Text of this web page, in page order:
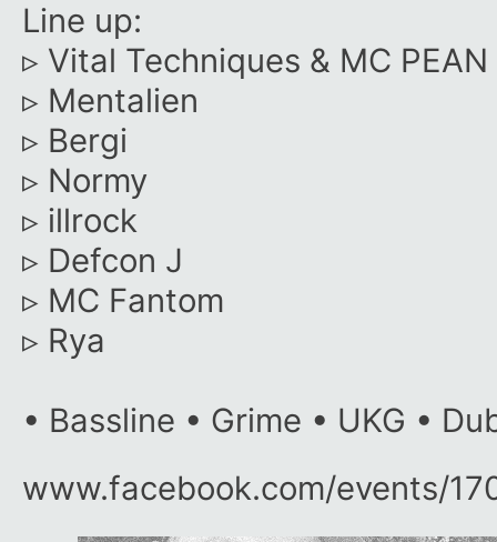
Line up:
▹ Vital Techniques & MC PEAN
▹ Mentalien
▹ Bergi
▹ Normy
▹ illrock
▹ Defcon J
▹ MC Fantom
▹ Rya
• Bassline • Grime • UKG •
www.facebook.com/​events/​